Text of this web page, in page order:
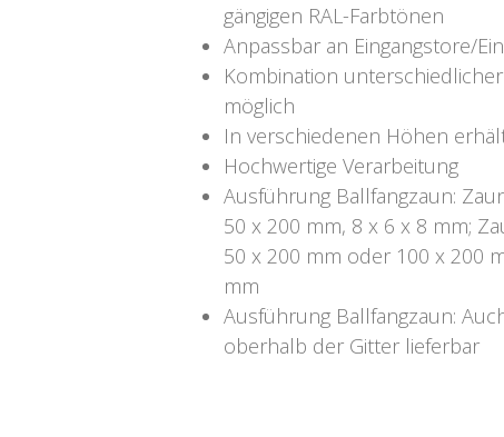
gängigen RAL-Farbtönen
Anpassbar an Eingangstore/
Kombination
möglich
In verschiedenen Höhen
Hochwertige Verarbeitung
Ausführung Ballfangzaun:
50 x 200 mm, 8 x 6 x 8 mm;
50 x 200 mm oder 100 x 200
mm
Ausführung Ballfangzaun:
oberhalb der Gitter lieferbar